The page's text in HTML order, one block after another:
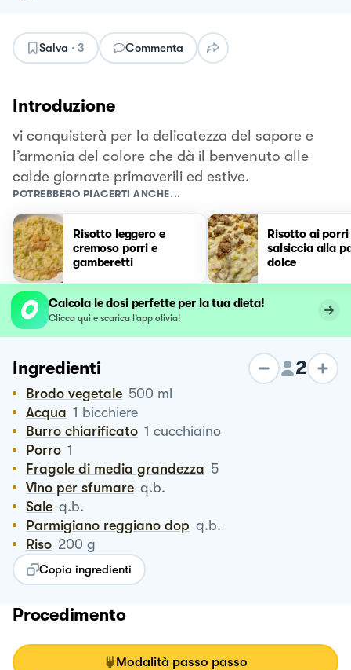
Salva · 3 Commenta
Introduzione
vi conquisterà per la delicatezza del sapore e
l’armonia del colore che dà il benvenuto alle
calde giornate primaverili ed estive.
POTREBBERO PIACERTI ANCHE...
Risotto leggero e
cremoso porri e
gamberetti
Risotto ai porri
salsiccia alla
dolce
Calcola le dosi perfette per la tua dieta!
Clicca qui e scarica l’app olivia!
Ingredienti 2
Brodo vegetale 500 ml
Acqua 1 bicchiere
Burro chiarificato 1 cucchiaino
Porro 1
Fragole di media grandezza 5
Vino per sfumare q.b.
Sale q.b.
Parmigiano reggiano dop q.b.
Riso 200 g
Copia ingredienti
Procedimento
Modalità passo passo